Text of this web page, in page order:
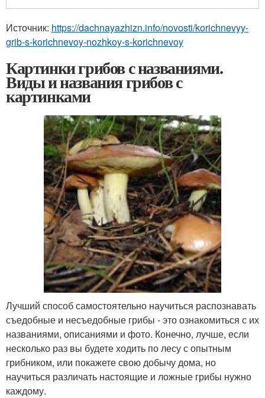
Источник: https://dachnayazhizn.info/novosti/korichnevyy-
grib-s-korichnevoy-nozhkoy-s-korichnevoy
Картинки грибов с названиями.
Виды и названия грибов с
картинками
Лучший способ самостоятельно научиться распознавать
съедобные и несъедобные грибы - это ознакомиться с их
названиями, описаниями и фото. Конечно, лучше, если
несколько раз вы будете ходить по лесу с опытным
грибником, или покажете свою добычу дома, но
научиться различать настоящие и ложные грибы нужно
каждому.